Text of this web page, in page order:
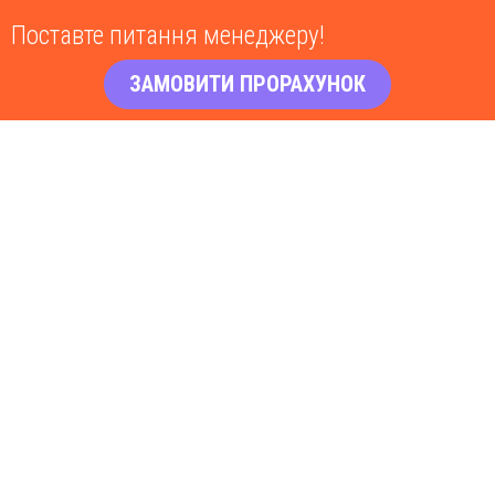
Поставте питання менеджеру!
ЗАМОВИТИ ПРОРАХУНОК